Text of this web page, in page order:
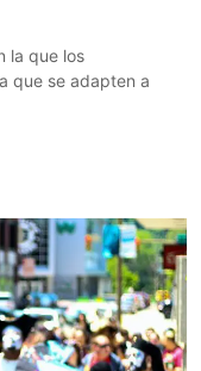
la que los
que se adapten a